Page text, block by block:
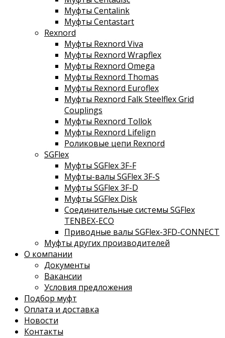
Муфты Centalink
Муфты Centastart
Rexnord
Муфты Rexnord Viva
Муфты Rexnord Wrapflex
Муфты Rexnord Omega
Муфты Rexnord Thomas
Муфты Rexnord Euroflex
Муфты Rexnord Falk Steelflex Grid
Couplings
Муфты Rexnord Tollok
Муфты Rexnord Lifelign
Роликовые цепи Rexnord
SGFlex
Муфты SGFlex 3F-F
Муфты-валы SGFlex 3F-S
Муфты SGFlex 3F-D
Муфты SGFlex Disk
Соединительные системы SGFlex
TENBEX-ECO
Приводные валы SGFlex-3FD-CONNECT
Муфты других производителей
О компании
Документы
Вакансии
Условия предложения
Подбор муфт
Оплата и доставка
Новости
Контакты